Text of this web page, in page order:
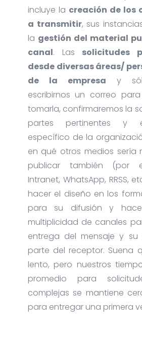
incluye la creación de los
a transmitir, sus
la gestión del material
canal. Las solicitudes
desde diversas áreas/
de la empresa y
escribirnos un correo
tomarla, confirmaremos la
partes pertinentes y
específico de la
en qué otros medios sería
publicar también (por
Intranet, WhatsApp, RRSS,
hacer el diseño en los
para su difusión y
multiplicidad de canales
entrega del mensaje y su
parte del receptor. Suena
lento, pero nuestros
promedio para
complejas se mantiene
para entregar una primera